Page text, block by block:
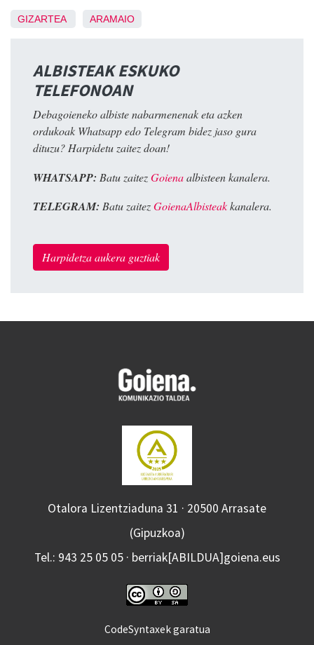
GIZARTEA ARAMAIO
ALBISTEAK ESKUKO
TELEFONOAN
Debagoieneko albiste nabarmenenak eta azken
ordukoak Whatsapp edo Telegram bidez jaso gura
dituzu? Harpidetu zaitez doan!
WHATSAPP: Batu zaitezGoienaalbisteen kanalera.
TELEGRAM: Batu zaitezGoienaAlbisteakkanalera.
Harpidetza aukera guztiak
Otalora Lizentziaduna 31 · 20500 Arrasate
(Gipuzkoa)
Tel.: 943 25 05 05 · berriak[ABILDUA]goiena.eus
CodeSyntaxek garatua